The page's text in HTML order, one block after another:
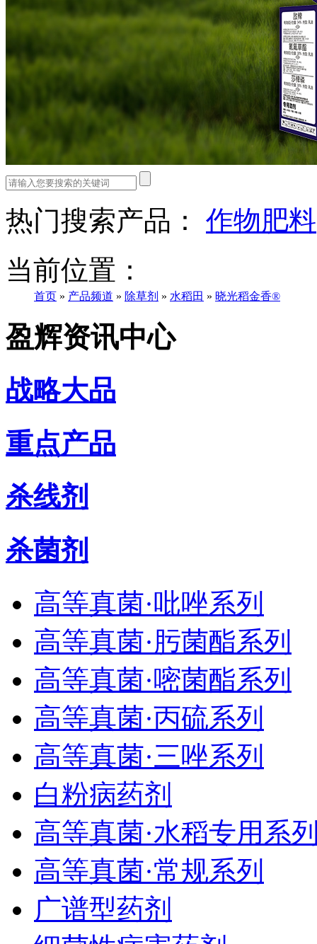
热门搜索产品： 作物肥料
当前位置：
首页 » 产品频道 » 除草剂 » 水稻田 » 晓光稻金香®
盈辉资讯中心
战略大品
重点产品
杀线剂
杀菌剂
高等真菌·吡唑系列
高等真菌·肟菌酯系列
高等真菌·嘧菌酯系列
高等真菌·丙硫系列
高等真菌·三唑系列
白粉病药剂
高等真菌·水稻专用系
高等真菌·常规系列
广谱型药剂